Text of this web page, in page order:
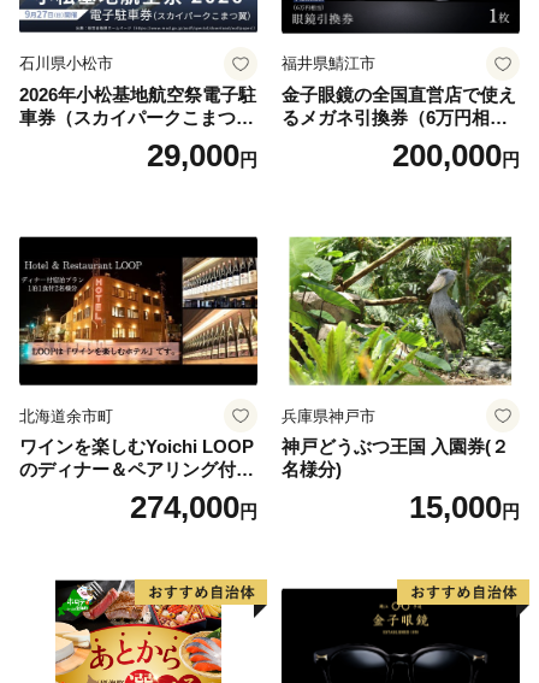
石川県小松市
2026年小松基地航空祭電子駐
車券（スカイパークこまつ
翼） 駐車場 シャトルバスの
りばすぐ 石川県 小松市
29,000円
福井県鯖江市
金子眼鏡の全国直営店で使え
るメガネ引換券（6万円相
当） Platinum200,000円
北海道余市町
ワインを楽しむYoichi LOOP
のディナー＆ペアリング付宿
泊プラン＜デラックスツイン
274,000円
兵庫県神戸市
神戸どうぶつ王国 入園券(２
名様分)
15,000円